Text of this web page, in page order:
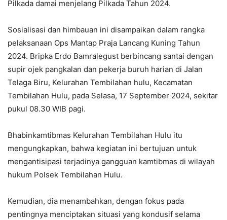
Pilkada damai menjelang Pilkada Tahun 2024.
Sosialisasi dan himbauan ini disampaikan dalam rangka
pelaksanaan Ops Mantap Praja Lancang Kuning Tahun
2024. Bripka Erdo Bamralegust berbincang santai dengan
supir ojek pangkalan dan pekerja buruh harian di Jalan
Telaga Biru, Kelurahan Tembilahan hulu, Kecamatan
Tembilahan Hulu, pada Selasa, 17 September 2024, sekitar
pukul 08.30 WIB pagi.
Bhabinkamtibmas Kelurahan Tembilahan Hulu itu
mengungkapkan, bahwa kegiatan ini bertujuan untuk
mengantisipasi terjadinya gangguan kamtibmas di wilayah
hukum Polsek Tembilahan Hulu.
Kemudian, dia menambahkan, dengan fokus pada
pentingnya menciptakan situasi yang kondusif selama